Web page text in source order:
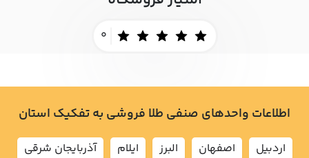
0
اطلاعات واحدهای صنفی طلا فروشی به تفکیک استان
اردبيل اصفهان البرز ايلام
آذربايجان شرقي